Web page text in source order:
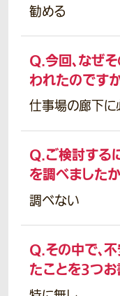
勧める
Q.今回、なぜ
われたのです
仕事場の廊下
Q.ご検討する
を調べました
調べない
Q.その中で、
たことを3つお